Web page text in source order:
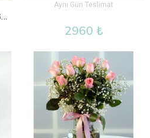
PEMPE PAPATYA VE LILA GÜL VAZOLU
Aynı Gün Teslimat
2960 ₺